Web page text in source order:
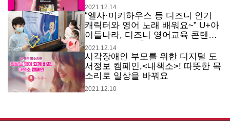
2021.12.14
“엘사·미키하우스 등 디즈니 인기
캐릭터와 영어 노래 배워요~” U+아
이들나라, 디즈니 영어교육 콘텐츠
‘디즈니 러닝’ 출시
2021.12.14
시각장애인 부모를 위한 디지털 도
서정보 캠페인,<내책소>! 따뜻한 목
소리로 일상을 바꿔요
2021.12.10